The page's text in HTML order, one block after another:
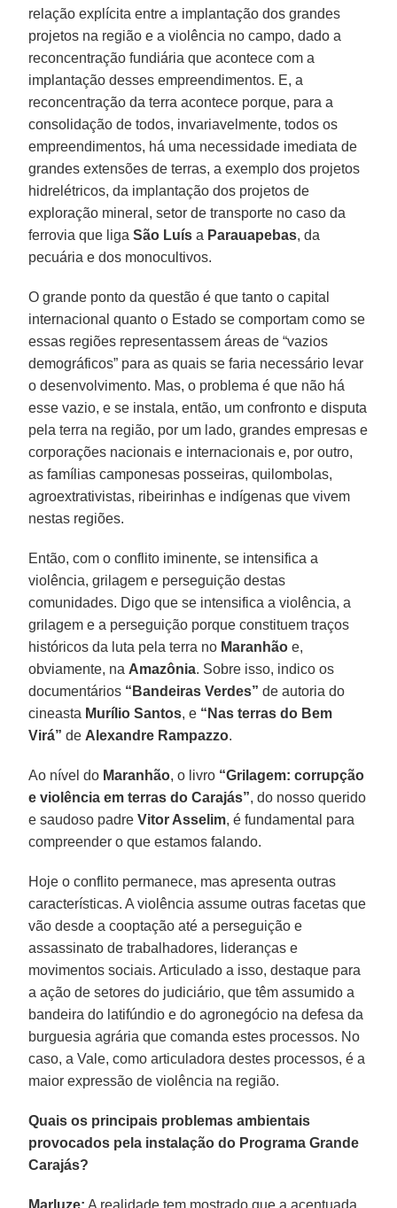
relação explícita entre a implantação dos grandes
projetos na região e a violência no campo, dado a
reconcentração fundiária que acontece com a
implantação desses empreendimentos. E, a
reconcentração da terra acontece porque, para a
consolidação de todos, invariavelmente, todos os
empreendimentos, há uma necessidade imediata de
grandes extensões de terras, a exemplo dos projetos
hidrelétricos, da implantação dos projetos de
exploração mineral, setor de transporte no caso da
ferrovia que ligaSão Luís a Parauapebas, da
pecuária e dos monocultivos.
O grande ponto da questão é que tanto o capital
internacional quanto o Estado se comportam como se
essas regiões representassem áreas de “vazios
demográficos” para as quais se faria necessário levar
o desenvolvimento. Mas, o problema é que não há
esse vazio, e se instala, então, um confronto e disputa
pela terra na região, por um lado, grandes empresas e
corporações nacionais e internacionais e, por outro,
as famílias camponesas posseiras, quilombolas,
agroextrativistas, ribeirinhas e indígenas que vivem
nestas regiões.
Então, com o conflito iminente, se intensifica a
violência, grilagem e perseguição destas
comunidades. Digo que se intensifica a violência, a
grilagem e a perseguição porque constituem traços
históricos da luta pela terra no Maranhão e,
obviamente, na Amazônia. Sobre isso, indico os
documentários “Bandeiras Verdes” de autoria do
cineasta Murílio Santos, e “Nas terras do Bem
Virá” de Alexandre Rampazzo.
Ao nível do Maranhão, o livro “Grilagem: corrupção
e violência em terras do Carajás”, do nosso querido
e saudoso padreVitor Asselim, é fundamental para
compreender o que estamos falando.
Hoje o conflito permanece, mas apresenta outras
características. A violência assume outras facetas que
vão desde a cooptação até a perseguição e
assassinato de trabalhadores, lideranças e
movimentos sociais. Articulado a isso, destaque para
a ação de setores do judiciário, que têm assumido a
bandeira do latifúndio e do agronegócio na defesa da
burguesia agrária que comanda estes processos. No
caso, a Vale, como articuladora destes processos, é a
maior expressão de violência na região.
Quais os principais problemas ambientais
provocados pela instalação do Programa Grande
Carajás?
Marluze: A realidade tem mostrado que a acentuada